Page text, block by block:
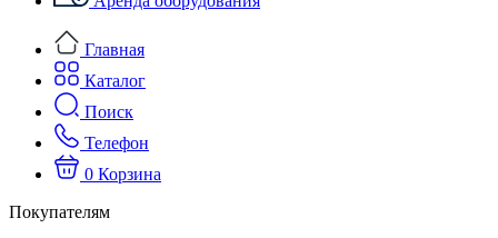
Главная
Каталог
Поиск
Телефон
0 Корзина
Покупателям